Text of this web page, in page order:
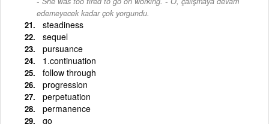
edemeyecek kadar çok yorgundu.
steadiness
sequel
pursuance
1.continuation
follow through
progression
perpetuation
permanence
go